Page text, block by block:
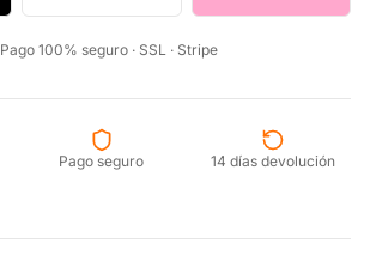
Pago 100% seguro · SSL · Stripe
Pago seguro 14 días devolución